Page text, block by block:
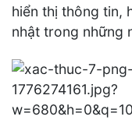
hiển thị thông tin,
nhật trong những